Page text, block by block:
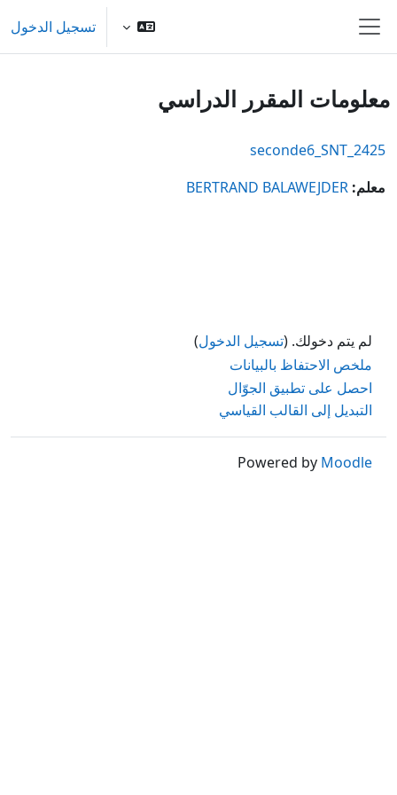
واجهة جانبية
تسجيل الدخول
معلومات المقرر الدراسي
seconde6_SNT_2425
معلم: BERTRAND BALAWEJDER
لم يتم دخولك. (تسجيل الدخول)
ملخص الاحتفاظ بالبيانات
احصل على تطبيق الجوّال
التبديل إلى القالب القياسي
Powered by Moodle